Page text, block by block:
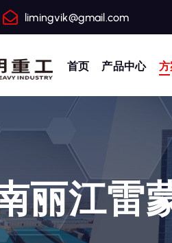
limingvik@gmail.com
矿渣立磨
首页 产品中心
丽江雷